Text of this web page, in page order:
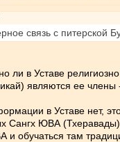
связь с питерской
ли в Уставе
являются ее члены
в Уставе нет,
Сангх ЮВА
обучаться там